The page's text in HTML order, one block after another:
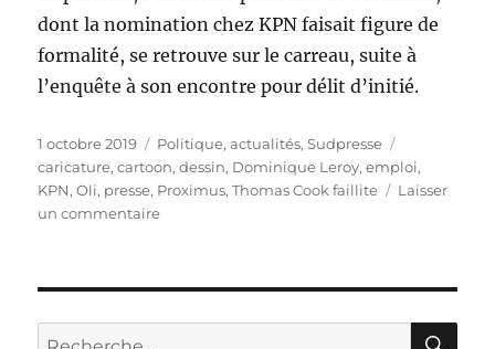
dont la nomination chez KPN faisait figure de
formalité, se retrouve sur le carreau, suite à
l’enquête à son encontre pour délit d’initié.
Publié
le
1 octobre 2019 Catégories
Politique, actualités,Sudpresse
caricature,cartoon,dessin, Dominique Leroy,emploi,
KPN,Oli, presse, Proximus,Thomas Cook faillite
Laisser
un commentairesur
!
Recherche